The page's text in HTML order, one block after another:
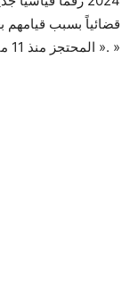
قضائياً بسبب قيامهم
« المحتجز منذ 11 ماي 2024. »